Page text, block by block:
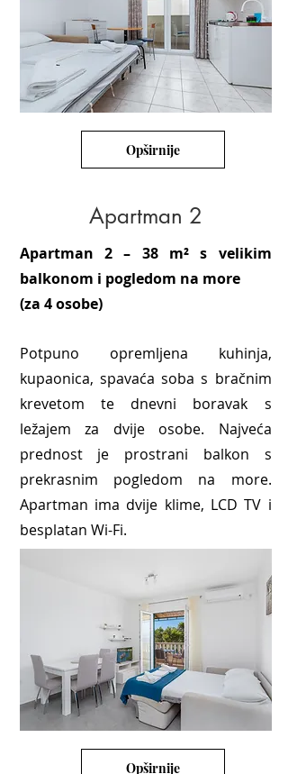
Opširnije
Apartman 2 – 38 m² s velikim
balkonom i pogledom na more
(za 4 osobe)
Potpuno opremljena kuhinja,
kupaonica, spavaća soba s bračnim
krevetom te dnevni boravak s
ležajem za dvije osobe. Najveća
prednost je prostrani balkon s
prekrasnim pogledom na more.
Apartman ima dvije klime, LCD TV i
besplatan Wi-Fi.
Apartman 2
Opširnije